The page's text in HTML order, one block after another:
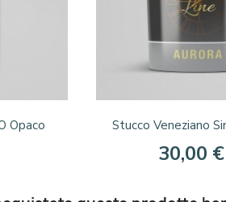
Opaco 
Stucco Veneziano
30,00 €